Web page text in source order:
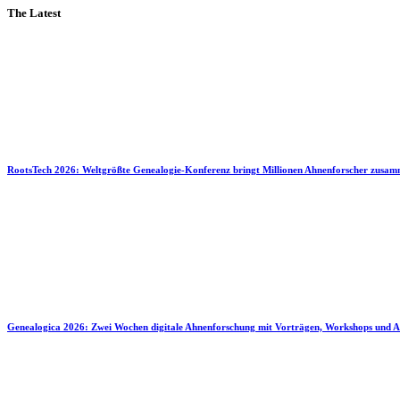
The Latest
RootsTech 2026: Weltgrößte Genealogie-Konferenz bringt Millionen Ahnenforscher
Genealogica 2026: Zwei Wochen digitale Ahnenforschung mit Vorträgen, Workshops und